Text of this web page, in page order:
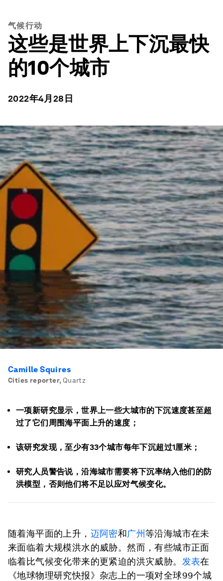
气候行动
这些是世界上下沉最快
的10个城市
2022年4月28日
Camille Squires
Cities reporter, Quartz
一项新研究显示，世界上一些大城市的下沉速度甚至超
过了它们周围海平面上升的速度；
该研究发现，至少有33个城市每年下沉超过1厘米；
研究人员警告说，沿海城市需要将下沉率纳入他们的防
洪模型，否则他们将不足以应对气候变化。
随着海平面的上升， 迈阿密和广州等沿海城市在未
来面临着大规模洪水的威胁。然而，有些城市正面
临着比气候变化带来的更紧迫的洪灾威胁。 发表在
《地球物理研究快报》杂志上的一项对全球99个城